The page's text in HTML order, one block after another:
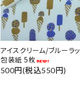
アイスクリーム/ブルーラ
包装紙 5枚
500円(税込550円)